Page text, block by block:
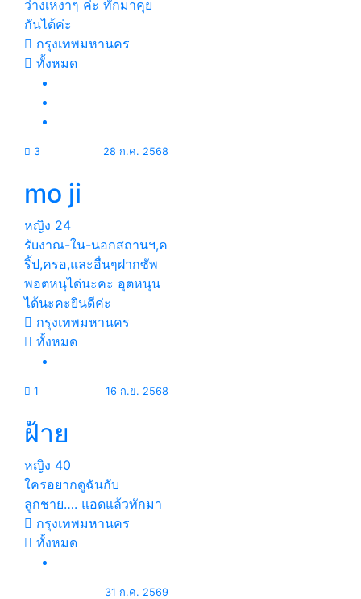
ว่างเหงาๆ ค่ะ ทักมาคุย
กันได้ค่ะ
กรุงเทพมหานคร
ทั้งหมด
3 28 ก.ค. 2568
mo ji
หญิง 24
รัuงาณ-ใน-นอกสถานฯ,ค
ริ้ป,ครอ,และอื่นๆฝากซัพ
พอตหนุได่นะคะ อุตหนุน
ได้นะคะยินดีค่ะ
กรุงเทพมหานคร
ทั้งหมด
1 16 ก.ย. 2568
ฝ้าย
หญิง 40
ใครอยากดูฉันกับ
ลูกชาย…. แอดแล้วทักมา
กรุงเทพมหานคร
ทั้งหมด
31 ก.ค. 2569